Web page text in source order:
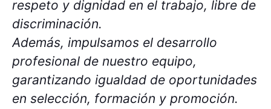
respeto y dignidad en el trabajo, libre de
discriminación.
Además, impulsamos el desarrollo
profesional de nuestro equipo,
garantizando igualdad de oportunidades
en selección, formación y promoción.